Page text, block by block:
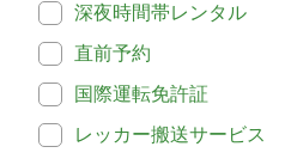
深夜時間帯レンタル
直前予約
国際運転免許証
レッカー搬送サービス